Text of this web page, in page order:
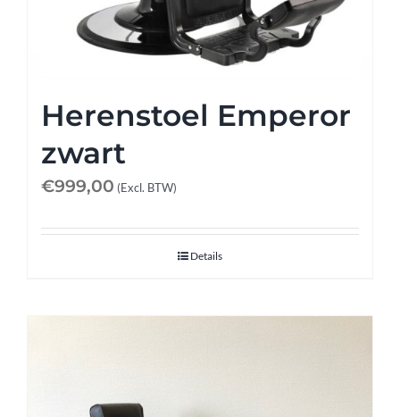
Herenstoel Emperor
zwart
€999,00 (Excl. BTW)
Details